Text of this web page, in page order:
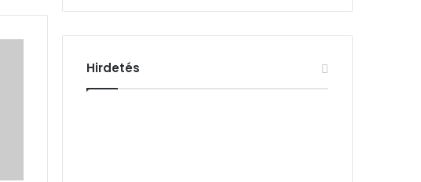
Hirdetés